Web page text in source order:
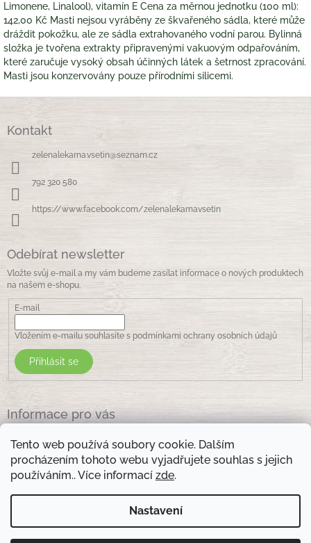
Tento web používá soubory cookie. Dalším
procházením tohoto webu vyjadřujete souhlas s jejich
používáním.. Více informací zde.
Nastavení
Limonene, Linalool), vitamín E Cena za měrnou jednotku (100 ml):
142,00 Kč Masti nejsou vyráběny ze škvařeného sádla, které může
dráždit pokožku, ale ze sádla extrahovaného vodní parou. Bylinná
složka je tvořena extrakty připravenými vakuovým odpařováním,
které zaručuje vysoký obsah účinných látek a šetrnost zpracování.
Masti jsou konzervovány pouze přírodními silicemi.
Kontakt
zelenalekarna.vsetin@seznam.cz
792 320 580
https://www.facebook.com/zelenalekarnavsetin
Odebírat newsletter
Vložte svůj e-mail a my vám budeme zasílat informace o nových produktech
na našem e-shopu.
E-mail
Vložením e-mailu souhlasíte s podmínkami ochrany osobních údajů
Přihlásit se
Informace pro vás
Obchodní podmínky
Podmínky ochrany osobních údajů
Kontakty
Otevírací doba prodejny: pondělí - pátek - 8.30 -17.00 , sobota 9.00-11 .00